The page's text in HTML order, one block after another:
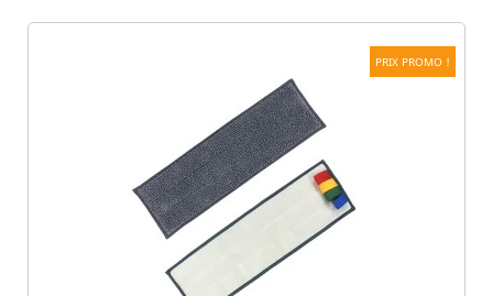
PRIX PROMO !